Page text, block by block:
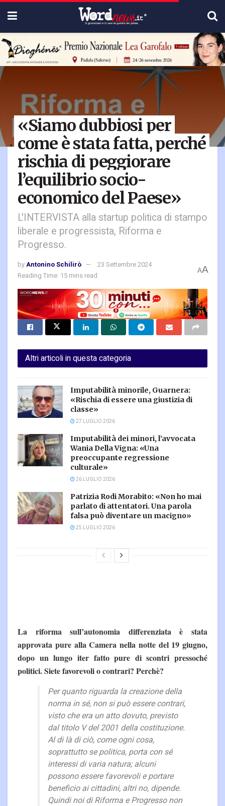
«Siamo dubbiosi per
come è stata fatta, perché
rischia di peggiorare
l’equilibrio socio-
economico del Paese»
L'INTERVISTA alla startup politica di stampo
liberale e progressista, Riforma e
Progresso.
byAntonino Schilirò
23 Settembre 2024
Reading Time: 15 mins read
AA
Altri articoli in questa categoria
Imputabilità minorile, Guarnera:
«Rischia di essere una giustizia di
classe»
27 LUGLIO 2026
Imputabilità dei minori, l’avvocata
Wania Della Vigna: «Una
preoccupante regressione
culturale»
26 LUGLIO 2026
Patrizia Rodi Morabito: «Non ho mai
parlato di attentatori. Una parola
falsa può diventare un macigno»
25 LUGLIO 2026
La riforma sull’autonomia differenziata è stata
approvata pure alla Camera nella notte del 19 giugno,
dopo un lungo iter fatto pure di scontri pressoché
politici. Siete favorevoli o contrari? Perchè?
Per quanto riguarda la creazione della
norma in sé, non si può essere contrari,
visto che era un atto dovuto, previsto
dal titolo V del 2001 della costituzione.
Al di là di ciò, come ogni cosa,
soprattutto se politica, porta con sé
interessi di varia natura; alcuni
possono essere favorevoli e portare
beneficio ai cittadini, altri no, dipende.
Quindi noi di Riforma e Progresso non